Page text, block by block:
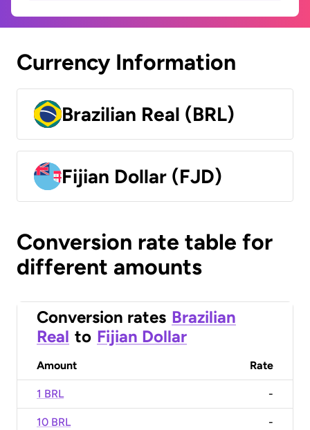
Currency Information
Brazilian Real (BRL)
Fijian Dollar (FJD)
Conversion rate table for
different amounts
Conversion rates Brazilian
Real to Fijian Dollar
Amount Rate
1 BRL -
10 BRL -